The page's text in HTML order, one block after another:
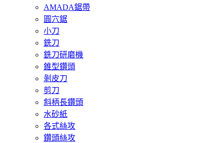
AMADA鋸帶
圓穴鋸
小刀
銑刀
銑刀研磨機
錐型鑽頭
剝皮刀
剪刀
斜柄長鑽頭
水砂紙
各式絲攻
鑽頭絲攻